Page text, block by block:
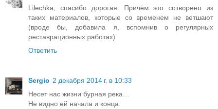
Lilechka, спасибо дорогая. Причём это сотворено из
таких материалов, которые со временем не ветшают
(вроде бы, добавила я, вспомнив о регулярных
реставрационных работах)
Ответить
Sergio 2 декабря 2014 г. в 10:33
Несет нас жизни бурная река…
Не видно ей начала и конца.